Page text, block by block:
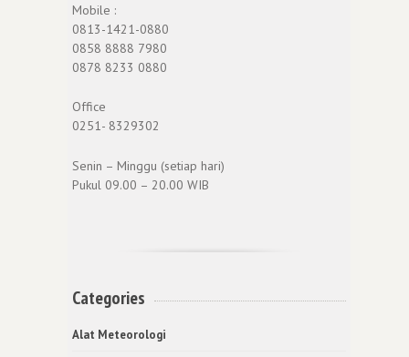
Mobile :
0813-1421-0880
0858 8888 7980
0878 8233 0880
Office
0251- 8329302
Senin – Minggu (setiap hari)
Pukul 09.00 – 20.00 WIB
Categories
Alat Meteorologi